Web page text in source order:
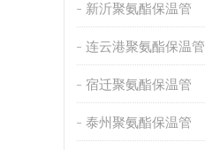
新沂聚氨酯保温管
连云港聚氨酯保温管
宿迁聚氨酯保温管
泰州聚氨酯保温管